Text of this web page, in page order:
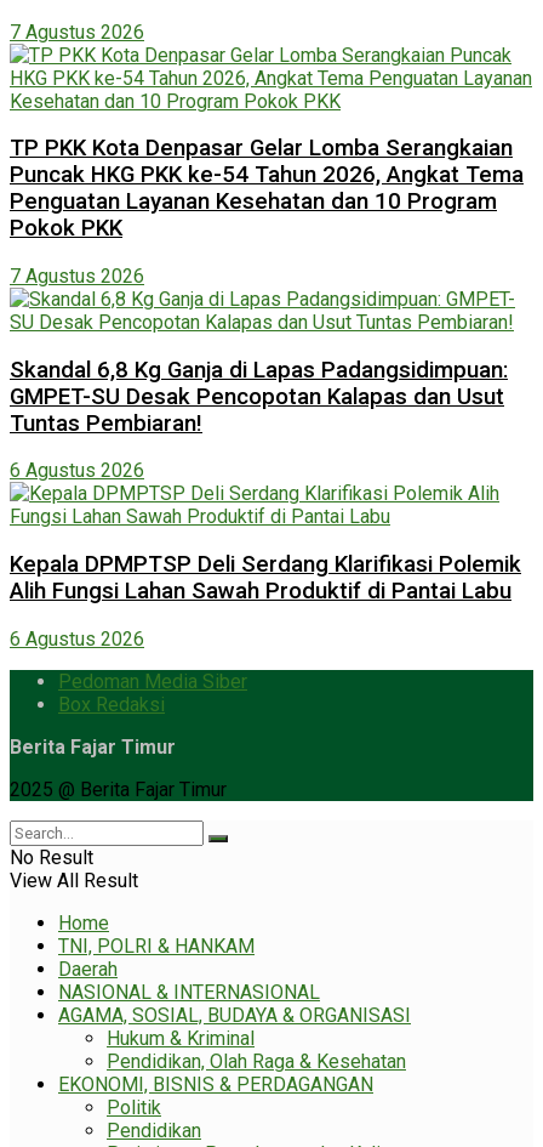
7 Agustus 2026
TP PKK Kota Denpasar Gelar Lomba Serangkaian
Puncak HKG PKK ke-54 Tahun 2026, Angkat Tema
Penguatan Layanan Kesehatan dan 10 Program
Pokok PKK
7 Agustus 2026
Skandal 6,8 Kg Ganja di Lapas Padangsidimpuan:
GMPET-SU Desak Pencopotan Kalapas dan Usut
Tuntas Pembiaran!
6 Agustus 2026
Kepala DPMPTSP Deli Serdang Klarifikasi Polemik
Alih Fungsi Lahan Sawah Produktif di Pantai Labu
6 Agustus 2026
Pedoman Media Siber
Box Redaksi
Berita Fajar Timur
2025 @ Berita Fajar Timur
No Result
View All Result
Home
TNI, POLRI & HANKAM
Daerah
NASIONAL & INTERNASIONAL
AGAMA, SOSIAL, BUDAYA & ORGANISASI
Hukum & Kriminal
Pendidikan, Olah Raga & Kesehatan
EKONOMI, BISNIS & PERDAGANGAN
Politik
Pendidikan